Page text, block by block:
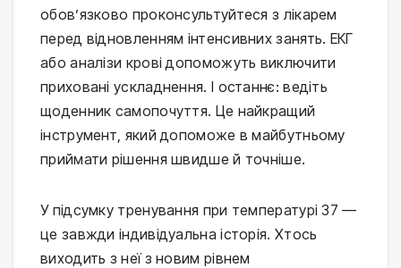
обов’язково проконсультуйтеся з лікарем
перед відновленням інтенсивних занять. ЕКГ
або аналізи крові допоможуть виключити
приховані ускладнення. І останнє: ведіть
щоденник самопочуття. Це найкращий
інструмент, який допоможе в майбутньому
приймати рішення швидше й точніше.
У підсумку тренування при температурі 37 —
це завжди індивідуальна історія. Хтось
виходить з неї з новим рівнем